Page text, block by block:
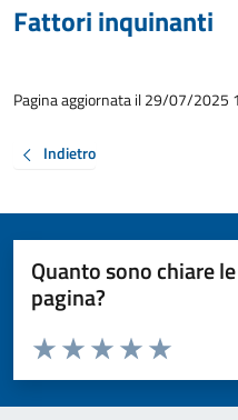
Fattori inquinanti
Pagina aggiornata il 29/07/2025
Indietro
Quanto sono chiare
pagina?
Valuta da 1 a 5 stelle la pagina
Valuta 5
Valuta 4 stelle
Valuta 3 stelle su 5
Valuta 2 stelle su 5
Valuta 1 stelle su 5